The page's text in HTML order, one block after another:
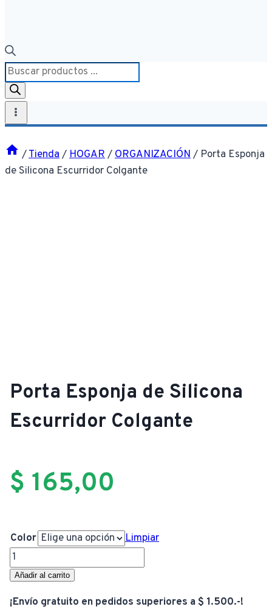
Búsqueda
de
productos
/Tienda/HOGAR/ORGANIZACIÓN/ Porta Esponja
de Silicona Escurridor Colgante
Porta Esponja de Silicona
Escurridor Colgante
$ 165,00
Color
Limpiar
Porta
Esponja
Silicona
Añadir al carrito
¡Envío gratuito en pedidos superiores a $ 1.500.-!